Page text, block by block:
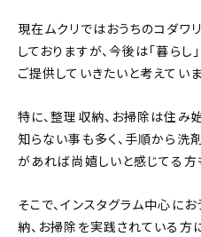
カテゴリー一覧
新着記事
人気の記事
おすすめの記事
コラム
現在ムクリではおうちのコダワ
しておりますが、今後は「暮ら
ご提供していきたいと考えていま
特に、整理収納、お掃除は住み
知らない事も多く、手順から洗
があれば尚嬉しいと感じてる方
そこで、インスタグラム中心に
納、お掃除を実践されている方